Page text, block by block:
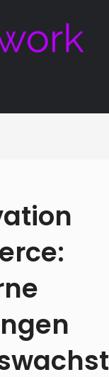
Welt